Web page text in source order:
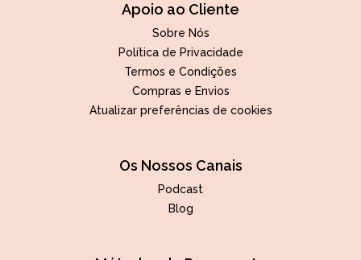
Apoio ao Cliente
Sobre Nós
Política de Privacidade
Termos e Condições
Compras e Envios
Atualizar preferências de cookies
Os Nossos Canais
Podcast
Blog